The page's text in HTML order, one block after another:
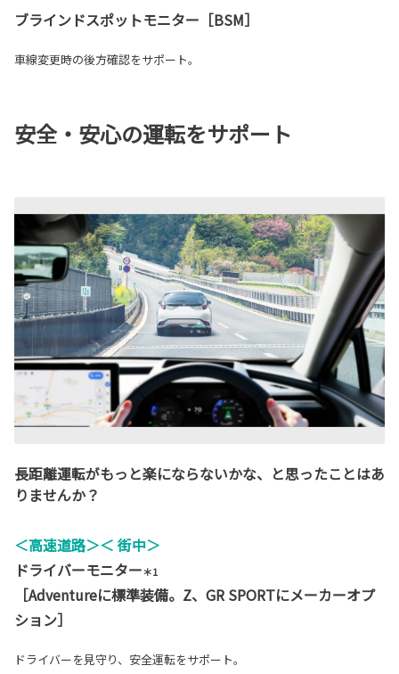
ブラインドスポットモニター［BSM］
車線変更時の後方確認をサポート。
安全・安心の運転をサポート
長距離運転がもっと楽にならないかな、と思ったことはあ
りませんか？
＜高速道路＞＜ 街中＞
ドライバーモニター＊1
［Adventureに標準装備。Z、GR SPORTにメーカーオプ
ション］
ドライバーを見守り、安全運転をサポート。